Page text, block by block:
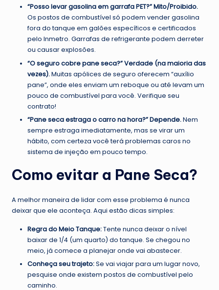
“Posso levar gasolina em garrafa PET?”Mito/Proibido.
Os postos de combustível só podem vender gasolina
fora do tanque em galões específicos e certificados
pelo Inmetro. Garrafas de refrigerante podem derreter
ou causar explosões.
“O seguro cobre pane seca?”Verdade (na maioria das
vezes).Muitas apólices de seguro oferecem “auxílio
pane”, onde eles enviam um reboque ou até levam um
pouco de combustível para você. Verifique seu
contrato!
“Pane seca estraga o carro na hora?”Depende.Nem
sempre estraga imediatamente, mas se virar um
hábito, com certeza você terá problemas caros no
sistema de injeção em pouco tempo.
Como evitar a Pane Seca?
A melhor maneira de lidar com esse problema é nunca
deixar que ele aconteça. Aqui estão dicas simples:
Regra do Meio Tanque:Tente nunca deixar o nível
baixar de 1/4 (um quarto) do tanque. Se chegou no
meio, já comece a planejar onde vai abastecer.
Conheça seu trajeto:Se vai viajar para um lugar novo,
pesquise onde existem postos de combustível pelo
caminho.